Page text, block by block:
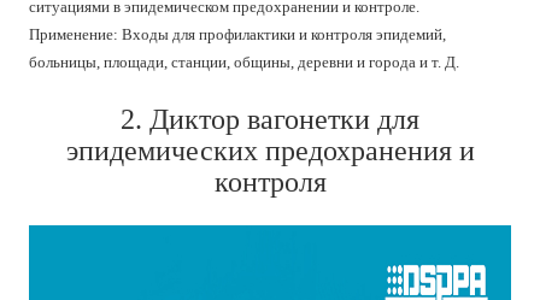
ситуациями в эпидемическом предохранении и контроле.
Применение: Входы для профилактики и контроля эпидемий,
больницы, площади, станции, общины, деревни и города и т. Д.
2. Диктор вагонетки для
эпидемических предохранения и
контроля